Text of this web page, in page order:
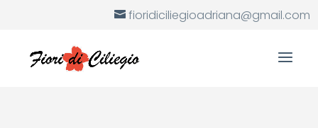
fioridiciliegioadriana@gmail.com